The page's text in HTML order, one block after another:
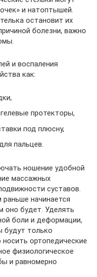
и натоптышей.
остановит их
болезни, важно
и воспаления
как:
протекторы,
под плюсну,
пальцев.
ношение удобной
массажных
суставов.
начинается
оно будет. Уделять
боли и деформации,
будут только
ортопедические
физиологическое
и равномерно